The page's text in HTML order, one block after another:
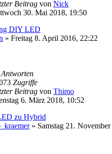
Beitrag von Nick
30. Mai 2018, 19:50
DIY LED
» Freitag 8. April 2016, 22:22
Antworten
Zugriffe
Beitrag von Thimo
6. März 2018, 10:52
zu Hybrid
» Samstag 21.